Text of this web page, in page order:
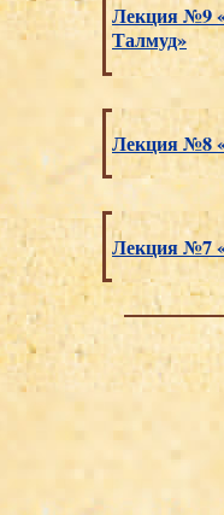
Лекция №9
Талмуд»
Лекция №8
Лекция №7